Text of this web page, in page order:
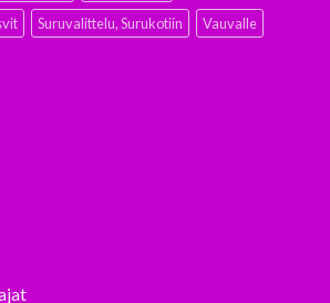
Suruvalittelu, Surukotiin Vauvalle